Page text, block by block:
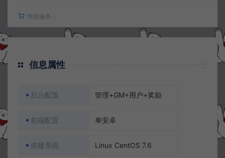
增值服务：
信息属性
后台配置 管理+GM+用户+奖励
前端配置 单安卓
搭建系统 Linux CentOS 7.6